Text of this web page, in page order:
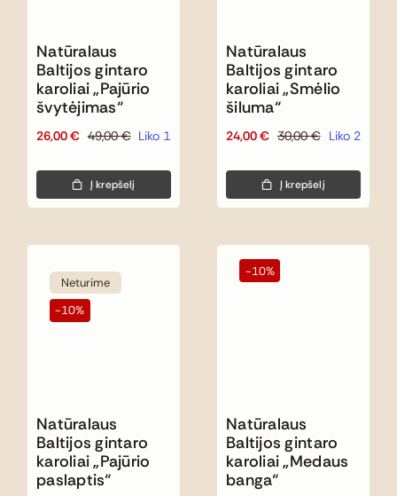
Natūralaus
Baltijos gintaro
karoliai „Pajūrio
švytėjimas“
49,00€
Original
was:
49,00 €.
26,00€
Current
is:
26,00 €.
Liko 1
Į krepšelį
Natūralaus
Baltijos gintaro
karoliai „Smėlio
šiluma“
30,00€
Original
was:
30,00 €.
24,00€
Current
is:
24,00 €.
Liko 2
Į krepšelį
Neturime
-10%
Natūralaus
Baltijos gintaro
karoliai „Pajūrio
paslaptis“
-10%
Natūralaus
Baltijos gintaro
karoliai „Medaus
banga“